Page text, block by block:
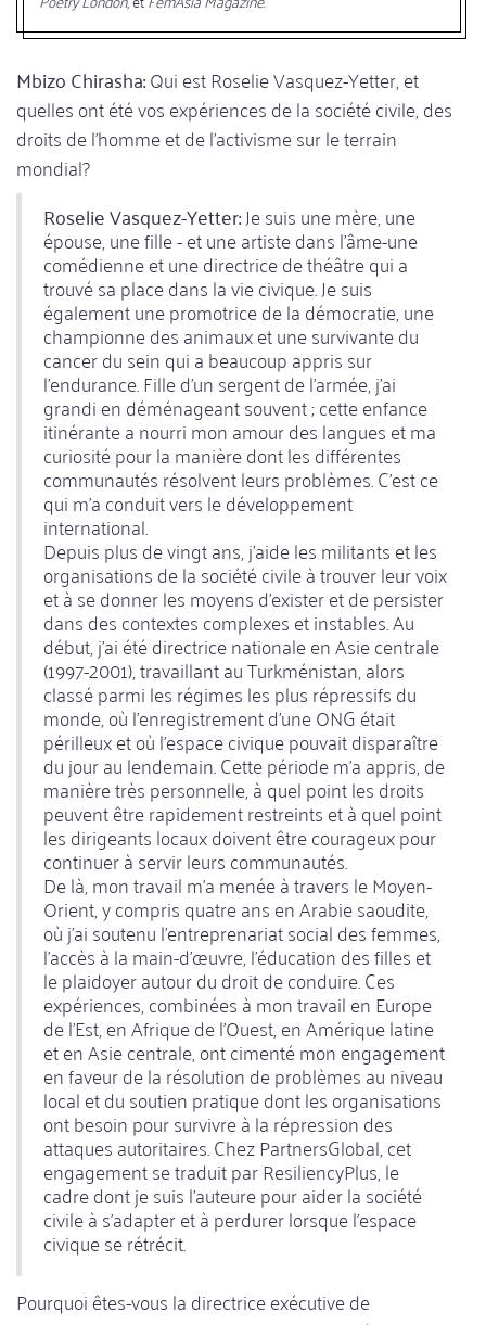
Mbizo Chirasha:Qui est Roselie Vasquez-Yetter, et
quelles ont été vos expériences de la société civile, des
droits de l'homme et de l'activisme sur le terrain
mondial?
Roselie Vasquez-Yetter:Je suis une mère, une
épouse, une fille - et une artiste dans l'âme-une
comédienne et une directrice de théâtre qui a
trouvé sa place dans la vie civique. Je suis
également une promotrice de la démocratie, une
championne des animaux et une survivante du
cancer du sein qui a beaucoup appris sur
l'endurance. Fille d'un sergent de l'armée, j'ai
grandi en déménageant souvent ; cette enfance
itinérante a nourri mon amour des langues et ma
curiosité pour la manière dont les différentes
communautés résolvent leurs problèmes. C'est ce
qui m'a conduit vers le développement
international.
Depuis plus de vingt ans, j'aide les militants et les
organisations de la société civile à trouver leur voix
et à se donner les moyens d'exister et de persister
dans des contextes complexes et instables. Au
début, j'ai été directrice nationale en Asie centrale
(1997-2001), travaillant au Turkménistan, alors
classé parmi les régimes les plus répressifs du
monde, où l'enregistrement d'une ONG était
périlleux et où l'espace civique pouvait disparaître
du jour au lendemain. Cette période m'a appris, de
manière très personnelle, à quel point les droits
peuvent être rapidement restreints et à quel point
les dirigeants locaux doivent être courageux pour
continuer à servir leurs communautés.
De là, mon travail m'a menée à travers le Moyen-
Orient, y compris quatre ans en Arabie saoudite,
où j'ai soutenu l'entreprenariat social des femmes,
l'accès à la main-d'œuvre, l'éducation des filles et
le plaidoyer autour du droit de conduire. Ces
expériences, combinées à mon travail en Europe
de l'Est, en Afrique de l'Ouest, en Amérique latine
et en Asie centrale, ont cimenté mon engagement
en faveur de la résolution de problèmes au niveau
local et du soutien pratique dont les organisations
ont besoin pour survivre à la répression des
attaques autoritaires. Chez PartnersGlobal, cet
engagement se traduit par ResiliencyPlus, le
cadre dont je suis l'auteure pour aider la société
civile à s'adapter et à perdurer lorsque l'espace
civique se rétrécit.
Pourquoi êtes-vous la directrice exécutive de